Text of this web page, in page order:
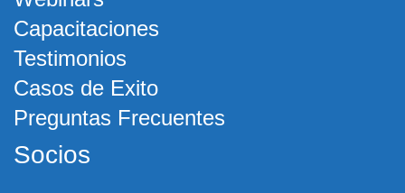
Capacitaciones
Testimonios
Casos de Exito
Preguntas Frecuentes
Socios